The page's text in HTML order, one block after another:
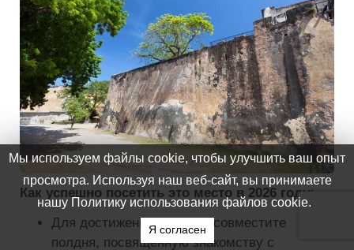
Как успешно посетить это место в 2026 году:
Для достижения баланса совместите
полдня, посвященную знакомству с